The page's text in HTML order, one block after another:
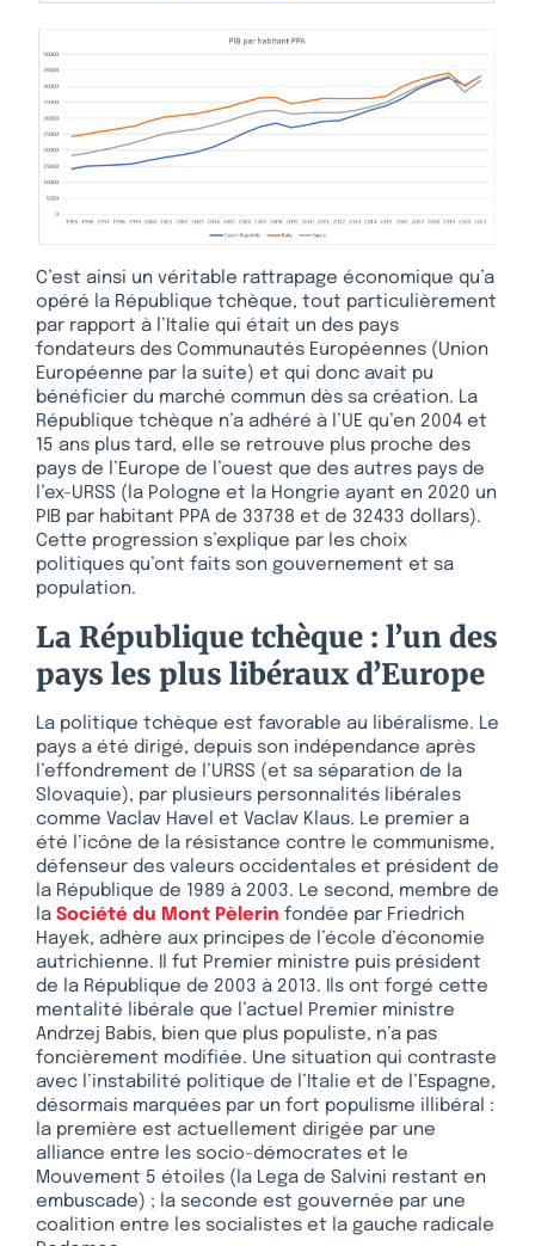
C’est ainsi un véritable rattrapage économique qu’a
opéré la République tchèque, tout particulièrement
par rapport à l’Italie qui était un des pays
fondateurs des Communautés Européennes (Union
Européenne par la suite) et qui donc avait pu
bénéficier du marché commun dès sa création. La
République tchèque n’a adhéré à l’UE qu’en 2004 et
15 ans plus tard, elle se retrouve plus proche des
pays de l’Europe de l’ouest que des autres pays de
l’ex-URSS (la Pologne et la Hongrie ayant en 2020 un
PIB par habitant PPA de 33738 et de 32433 dollars).
Cette progression s’explique par les choix
politiques qu’ont faits son gouvernement et sa
population.
La République tchèque : l’un des
pays les plus libéraux d’Europe
La politique tchèque est favorable au libéralisme. Le
pays a été dirigé, depuis son indépendance après
l’effondrement de l’URSS (et sa séparation de la
Slovaquie), par plusieurs personnalités libérales
comme Vaclav Havel et Vaclav Klaus. Le premier a
été l’icône de la résistance contre le communisme,
défenseur des valeurs occidentales et président de
la République de 1989 à 2003. Le second, membre de
la Société du Mont Pèlerin fondée par Friedrich
Hayek, adhère aux principes de l’école d’économie
autrichienne. Il fut Premier ministre puis président
de la République de 2003 à 2013. Ils ont forgé cette
mentalité libérale que l’actuel Premier ministre
Andrzej Babis, bien que plus populiste, n’a pas
foncièrement modifiée. Une situation qui contraste
avec l’instabilité politique de l’Italie et de l’Espagne,
désormais marquées par un fort populisme illibéral :
la première est actuellement dirigée par une
alliance entre les socio-démocrates et le
Mouvement 5 étoiles (la Lega de Salvini restant en
embuscade) ; la seconde est gouvernée par une
coalition entre les socialistes et la gauche radicale